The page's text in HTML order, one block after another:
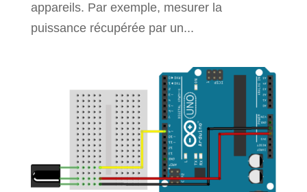
appareils. Par exemple, mesurer la
puissance récupérée par un...